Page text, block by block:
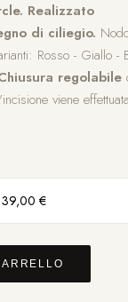
Realizzato
di ciliegio.
Rosso - Giallo -
regolabile
viene